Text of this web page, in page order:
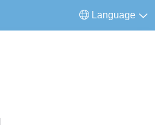
Language